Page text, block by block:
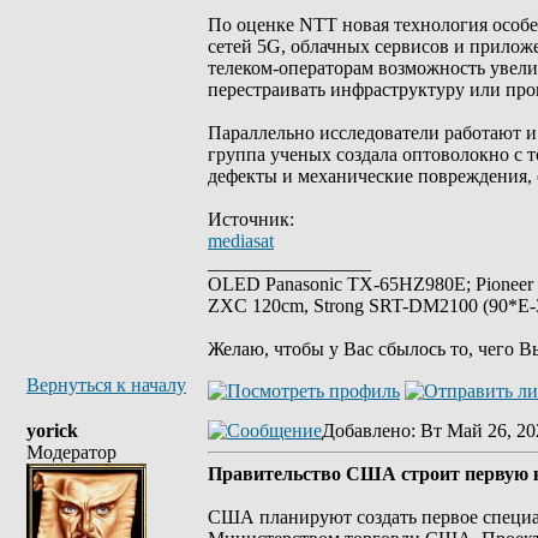
По оценке NTT новая технология
сетей 5G, облачных сервисов и
телеком-операторам возможность
перестраивать инфраструктуру или
Параллельно исследователи
группа ученых создала оптоволокно с
дефекты и механические повреждения,
Источник:
mediasat
OLED Panasonic TX-65HZ980E;
ZXC 120cm, Strong SRT-DM2100
Желаю, чтобы у Вас сбылось то, чего
Вернуться к началу
yorick
Модератор
Добавлено: Вт Май 26,
Правительство США строит первую
США планируют создать первое